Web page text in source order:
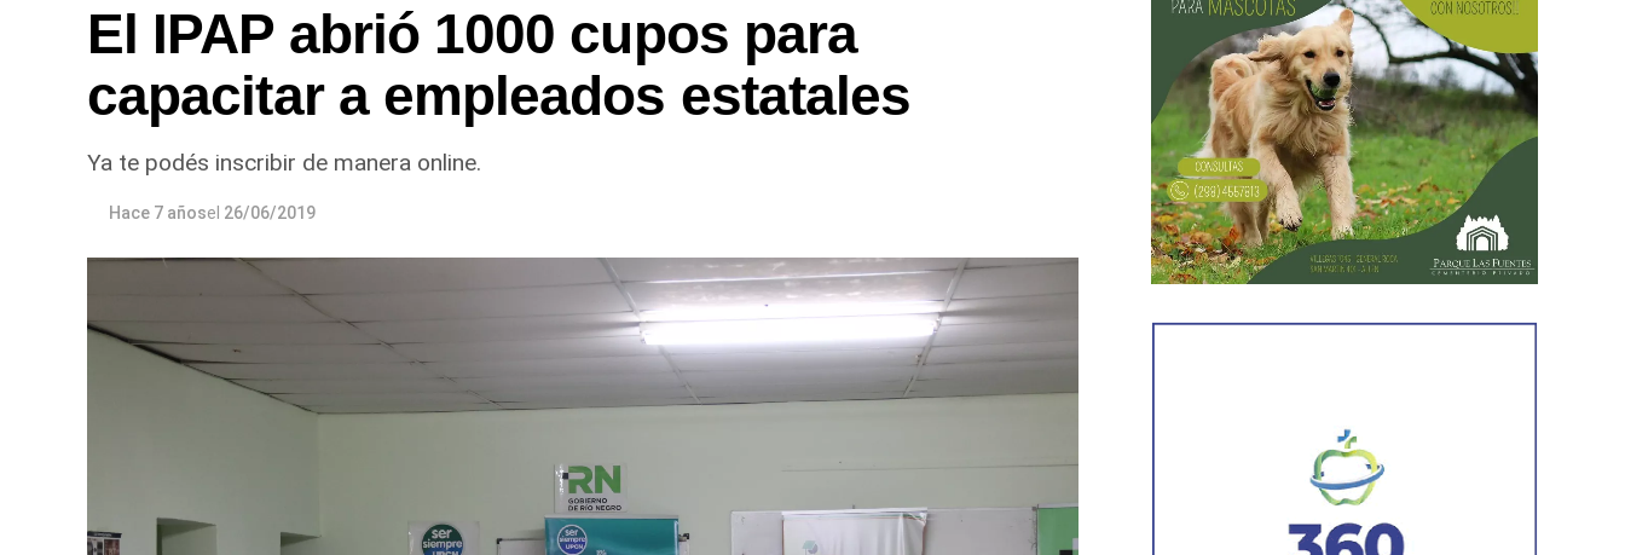
El IPAP abrió 1000 cupos para
capacitar a empleados estatales
Ya te podés inscribir de manera online.
Hace 7 añosel 26/06/2019